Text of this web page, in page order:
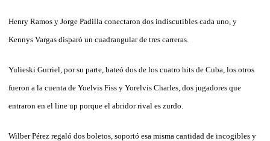
Henry Ramos y Jorge Padilla conectaron dos indiscutibles cada uno, y
Kennys Vargas disparó un cuadrangular de tres carreras.
Yulieski Gurriel, por su parte, bateó dos de los cuatro hits de Cuba, los otros
fueron a la cuenta de Yoelvis Fiss y Yorelvis Charles, dos jugadores que
entraron en el line up porque el abridor rival es zurdo.
Wilber Pérez regaló dos boletos, soportó esa misma cantidad de incogibles y